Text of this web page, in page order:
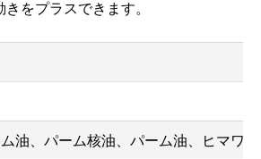
をプラスできます。
油、パーム核油、パーム油、ヒマワ